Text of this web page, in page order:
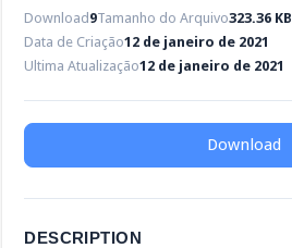
Download 9Tamanho do Arquivo323.36 KB
Data de Criação12 de janeiro de 2021
Ultima Atualização12 de janeiro de 2021
Download
DESCRIPTION